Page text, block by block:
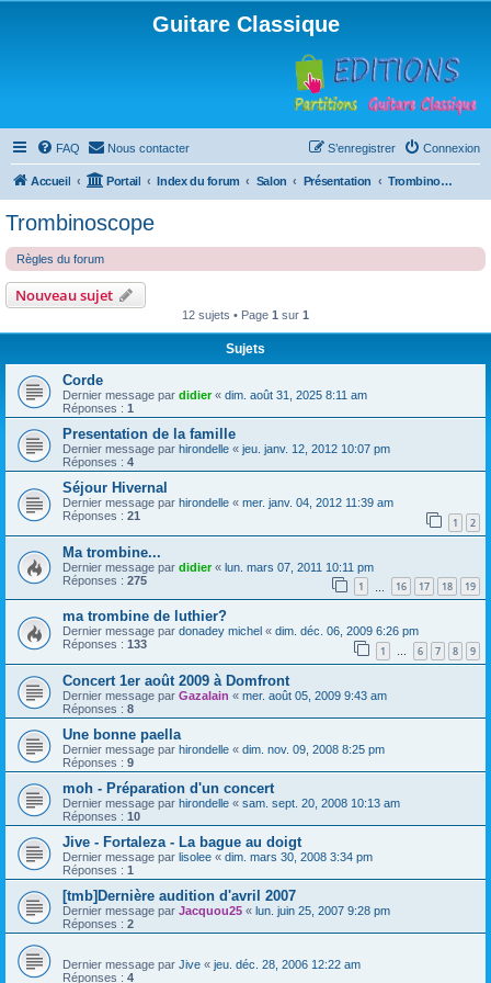
Guitare Classique
FAQ Nous contacter Connexion
S’enregistrer
Accueil Portail Index du forum Salon Présentation Trombinoscope
Trombinoscope
Règles du forum
Nouveau sujet
12 sujets • Page 1 sur 1
Sujets
Corde
Dernier message par didier« dim. août 31, 2025 8:11 am
Réponses : 1
Presentation de la famille
Dernier message par hirondelle « jeu. janv. 12, 2012 10:07 pm
Réponses : 4
Séjour Hivernal
Dernier message par hirondelle « mer. janv. 04, 2012 11:39 am
Réponses : 21 1 2
Ma trombine...
Dernier message par didier« lun. mars 07, 2011 10:11 pm
Réponses : 275 1 16 17 18 19
ma trombine de luthier?
Dernier message par donadey michel « dim. déc. 06, 2009 6:26 pm
Réponses : 133 1 … 6 7 8 9
Concert 1er août 2009 à Domfront
Dernier message par Gazalain « mer. août 05, 2009 9:43 am
Réponses : 8
Une bonne paella
Dernier message par hirondelle « dim. nov. 09, 2008 8:25 pm
Réponses : 9
moh - Préparation d'un concert
Dernier message par hirondelle « sam. sept. 20, 2008 10:13 am
Réponses : 10
Jive - Fortaleza - La bague au doigt
Dernier message par lisolee « dim. mars 30, 2008 3:34 pm
Réponses : 1
[tmb]Dernière audition d'avril 2007
Dernier message par Jacquou25 « lun. juin 25, 2007 9:28 pm
Réponses : 2
Dernier message par Jive « jeu. déc. 28, 2006 12:22 am
Réponses : 4